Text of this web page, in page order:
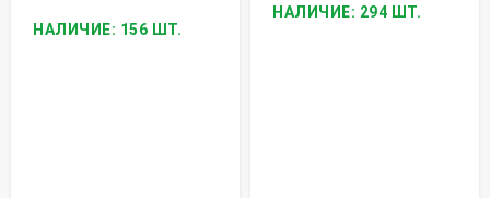
НАЛИЧИЕ: 156 ШТ.
НАЛИЧИЕ: 294 ШТ.